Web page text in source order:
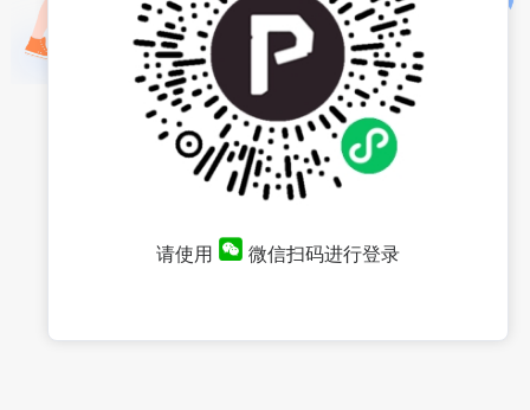
请使用 微信扫码进行登录